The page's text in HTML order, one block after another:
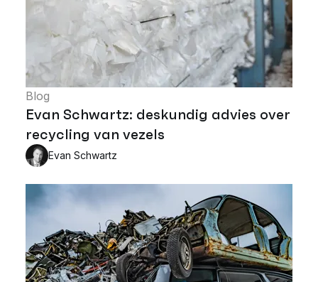
Blog
Evan Schwartz: deskundig advies over
recycling van vezels
Evan Schwartz